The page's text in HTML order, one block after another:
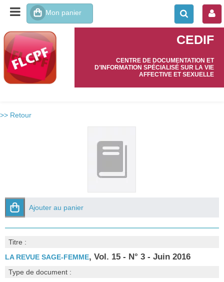
CEDIF
CENTRE DE DOCUMENTATION ET
D’INFORMATION SPÉCIALISÉ SUR LA VIE
AFFECTIVE ET SEXUELLE
>> Retour
Ajouter au panier
Titre :
LA REVUE SAGE-FEMME, Vol. 15 - N° 3 - Juin 2016
Type de document :